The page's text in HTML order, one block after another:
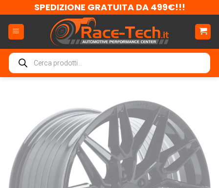
ai
contenuti
SPEDIZIONE GRATUITA DA 499€!!!
Ricerca
prodotti